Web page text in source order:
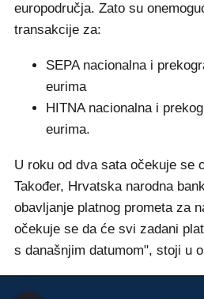
europodručja. Zato su
transakcije za:
SEPA nacionalna i
eurima
HITNA nacionalna i
eurima.
U roku od dva sata očekuje se
Također, Hrvatska narodna
obavljanje platnog prometa za
očekuje se da će svi zadani
s današnjim datumom", stoji u